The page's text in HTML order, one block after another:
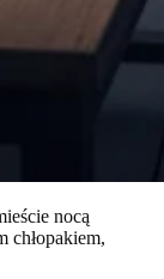
nocą
chłopakiem,